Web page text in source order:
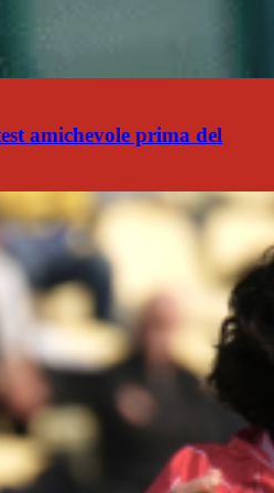
amichevole prima del